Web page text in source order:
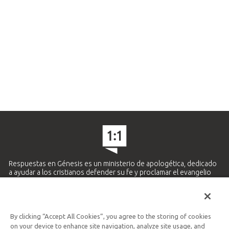
Respuestas en Génesis es un ministerio de apologética, dedicado
a ayudar a los cristianos defender su fe y proclamar el evangelio
Ministerio Hispano y Latinoamericano
By clicking “Accept All Cookies”, you agree to the storing of cookies
on your device to enhance site navigation, analyze site usage, and